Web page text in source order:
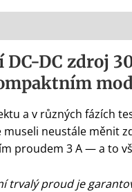
DC-DC zdroj
a v různých fázích
museli neustále měnit
proudem 3 A — a to
trvalý proud je